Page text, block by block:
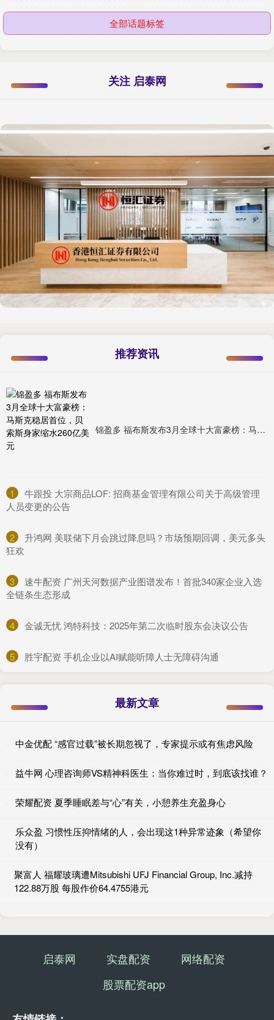
全部话题标签
关注 启泰网
推荐资讯
锦盈多 福布斯发布3月全球十大富豪榜：马斯克稳居首位，贝索斯身家缩水260亿美元
1
​牛跟投 大宗商品LOF: 招商基金管理有限公司关于高级管理
人员变更的公告
2
​升鸿网 美联储下月会跳过降息吗？市场预期回调，美元多头
狂欢
3
​速牛配资 广州天河数据产业图谱发布！首批340家企业入选
全链条生态形成
4 ​金诚无忧 鸿特科技：2025年第二次临时股东会决议公告
5 ​胜宇配资 手机企业以AI赋能听障人士无障碍沟通
最新文章
中金优配 “感官过载”被长期忽视了，专家提示或有焦虑风险
益牛网 心理咨询师VS精神科医生：当你难过时，到底该找谁？
荣耀配资 夏季睡眠差与“心”有关，小憩养生充盈身心
乐众盈 习惯性压抑情绪的人，会出现这1种异常迹象（希望你
没有）
聚富人 福耀玻璃遭Mitsubishi UFJ Financial Group, Inc.减持
122.88万股 每股作价64.4755港元
启泰网 实盘配资
网络配资
股票配资app